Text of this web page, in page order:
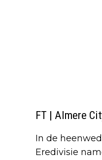
FT | Almere
In de
Eredivisie